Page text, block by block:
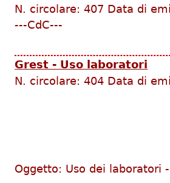
N. circolare:407 Data di
---CdC---
Grest - Uso laboratori
N. circolare:404 Data di
Oggetto: Uso dei laboratori